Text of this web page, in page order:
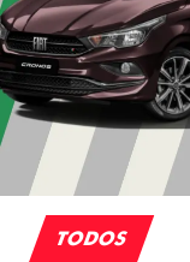
TODOS